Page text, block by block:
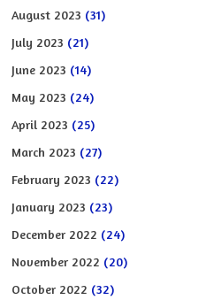
August 2023 (31)
July 2023 (21)
June 2023 (14)
May 2023 (24)
April 2023 (25)
March 2023 (27)
February 2023 (22)
January 2023 (23)
December 2022 (24)
November 2022 (20)
October 2022 (32)